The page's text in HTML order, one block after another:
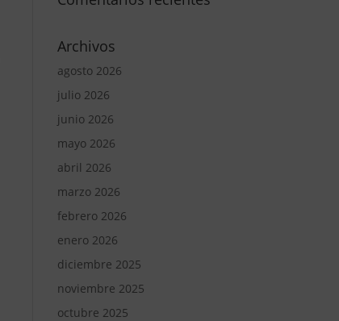
Archivos
agosto 2026
julio 2026
junio 2026
mayo 2026
abril 2026
marzo 2026
febrero 2026
enero 2026
diciembre 2025
noviembre 2025
octubre 2025